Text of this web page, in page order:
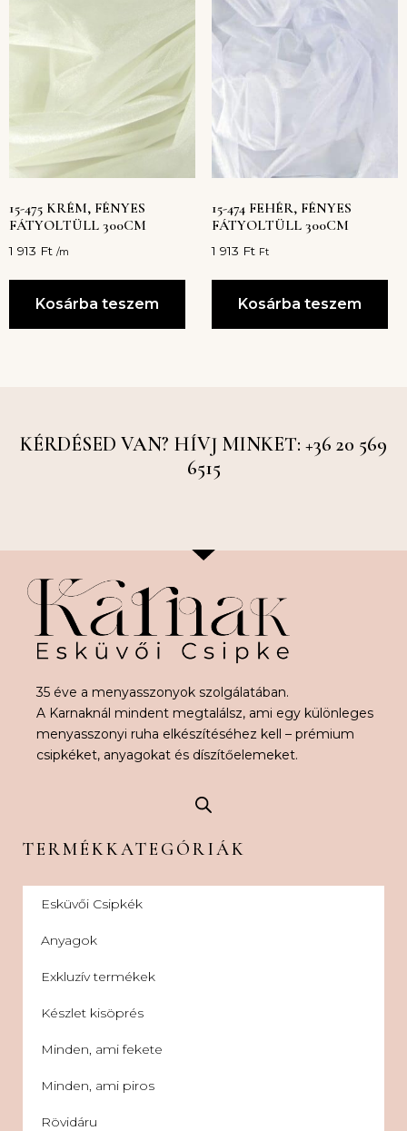
15-475 KRÉM, FÉNYES
FÁTYOLTÜLL 300CM
1 913 Ft /m
Kosárba teszem
15-474 FEHÉR, FÉNYES
FÁTYOLTÜLL 300CM
1 913 Ft Ft
Kosárba teszem
KÉRDÉSED VAN? HÍVJ MINKET: +36 20 569
6515
35 éve a menyasszonyok szolgálatában.
A Karnaknál mindent megtalálsz, ami egy különleges
menyasszonyi ruha elkészítéséhez kell – prémium
csipkéket, anyagokat és díszítőelemeket.
TERMÉKKATEGÓRIÁK
Esküvői Csipkék
Anyagok
Exkluzív termékek
Készlet kisöprés
Minden, ami fekete
Minden, ami piros
Rövidáru